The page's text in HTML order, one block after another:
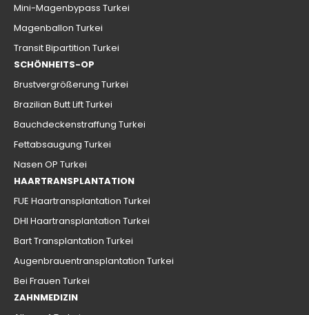
Mini-Magenbypass Turkei
Magenballon Turkei
Transit Bipartition Turkei
SCHÖNHEITS-OP
Brustvergrößerung Turkei
Brazilian Butt Lift Turkei
Bauchdeckenstraffung Turkei
Fettabsaugung Turkei
Nasen OP Turkei
HAARTRANSPLANTATION
FUE Haartransplantation Turkei
DHI Haartransplantation Turkei
Bart Transplantation Turkei
Augenbrauentransplantation Turkei
Bei Frauen Turkei
ZAHNMEDIZIN